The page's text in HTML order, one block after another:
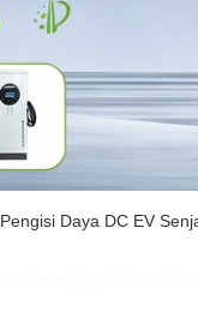
Pengisi Daya DC EV